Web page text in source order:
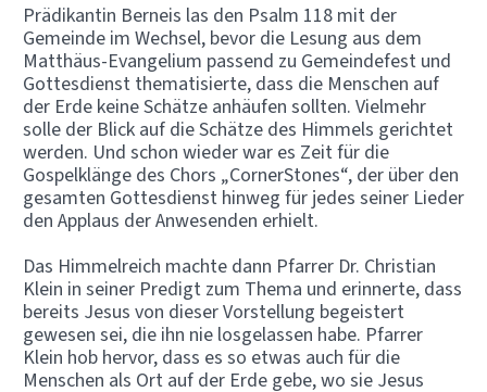
Prädikantin Berneis las den Psalm 118 mit der
Gemeinde im Wechsel, bevor die Lesung aus dem
Matthäus-Evangelium passend zu Gemeindefest und
Gottesdienst thematisierte, dass die Menschen auf
der Erde keine Schätze anhäufen sollten. Vielmehr
solle der Blick auf die Schätze des Himmels gerichtet
werden. Und schon wieder war es Zeit für die
Gospelklänge des Chors „CornerStones“, der über den
gesamten Gottesdienst hinweg für jedes seiner Lieder
den Applaus der Anwesenden erhielt.
Das Himmelreich machte dann Pfarrer Dr. Christian
Klein in seiner Predigt zum Thema und erinnerte, dass
bereits Jesus von dieser Vorstellung begeistert
gewesen sei, die ihn nie losgelassen habe. Pfarrer
Klein hob hervor, dass es so etwas auch für die
Menschen als Ort auf der Erde gebe, wo sie Jesus